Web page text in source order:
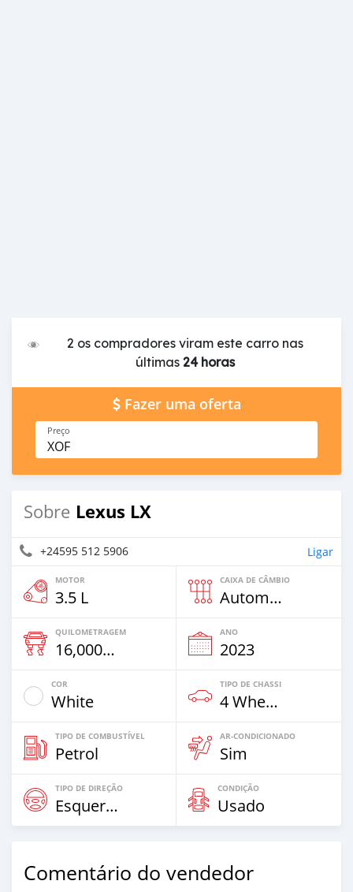
2 os compradores viram este carro nas
últimas 24 horas
Fazer uma oferta
Preço
XOF
Sobre Lexus LX
+24595 512 5906 Ligar
MOTOR
3.5 L
CAIXA DE CÂMBIO
Automático
QUILOMETRAGEM
16,000 Km
ANO
2023
COR
White
TIPO DE CHASSI
4 Wheel Drives & SUVs
TIPO DE COMBUSTÍVEL
Petrol
AR-CONDICIONADO
Sim
TIPO DE DIREÇÃO
Esquerda
CONDIÇÃO
Usado
Comentário do vendedor